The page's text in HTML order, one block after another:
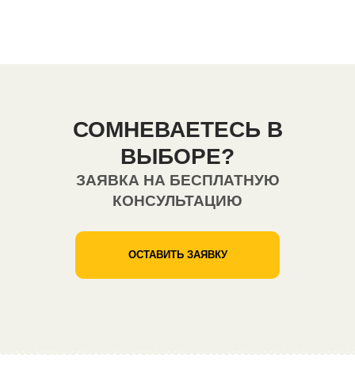
СОМНЕВАЕТЕСЬ В
ВЫБОРЕ?
ЗАЯВКА НА БЕСПЛАТНУЮ
КОНСУЛЬТАЦИЮ
ОСТАВИТЬ ЗАЯВКУ